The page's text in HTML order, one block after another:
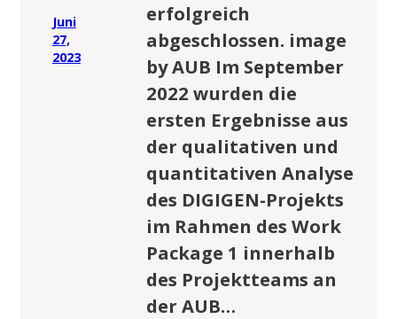
Juni
27,
2023
erfolgreich
abgeschlossen. image
by AUB Im September
2022 wurden die
ersten Ergebnisse aus
der qualitativen und
quantitativen Analyse
des DIGIGEN-Projekts
im Rahmen des Work
Package 1 innerhalb
des Projektteams an
der AUB…